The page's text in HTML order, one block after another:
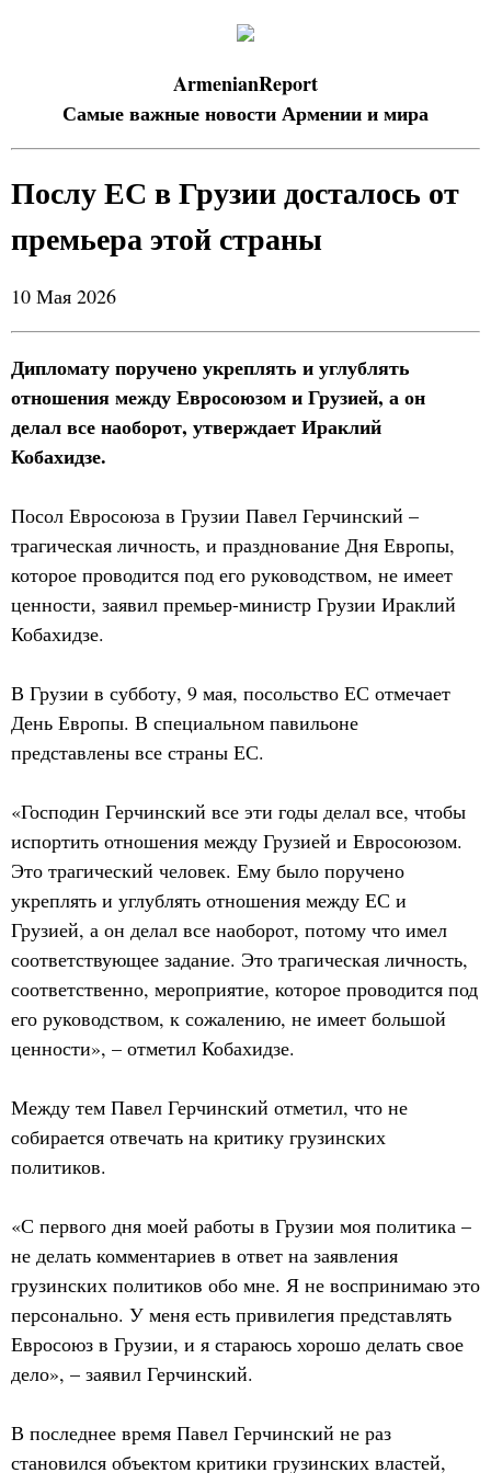
ArmenianReport
Самые важные новости Армении и мира
Послу ЕС в Грузии досталось от
премьера этой страны
10 Мая 2026
Дипломату поручено укреплять и углублять
отношения между Евросоюзом и Грузией, а он
делал все наоборот, утверждает Ираклий
Кобахидзе.
Посол Евросоюза в Грузии Павел Герчинский –
трагическая личность, и празднование Дня Европы,
которое проводится под его руководством, не имеет
ценности, заявил премьер-министр Грузии Ираклий
Кобахидзе.
В Грузии в субботу, 9 мая, посольство ЕС отмечает
День Европы. В специальном павильоне
представлены все страны ЕС.
«Господин Герчинский все эти годы делал все, чтобы
испортить отношения между Грузией и Евросоюзом.
Это трагический человек. Ему было поручено
укреплять и углублять отношения между ЕС и
Грузией, а он делал все наоборот, потому что имел
соответствующее задание. Это трагическая личность,
соответственно, мероприятие, которое проводится под
его руководством, к сожалению, не имеет большой
ценности», – отметил Кобахидзе.
Между тем Павел Герчинский отметил, что не
собирается отвечать на критику грузинских
политиков.
«С первого дня моей работы в Грузии моя политика –
не делать комментариев в ответ на заявления
грузинских политиков обо мне. Я не воспринимаю это
персонально. У меня есть привилегия представлять
Евросоюз в Грузии, и я стараюсь хорошо делать свое
дело», – заявил Герчинский.
В последнее время Павел Герчинский не раз
становился объектом критики грузинских властей,